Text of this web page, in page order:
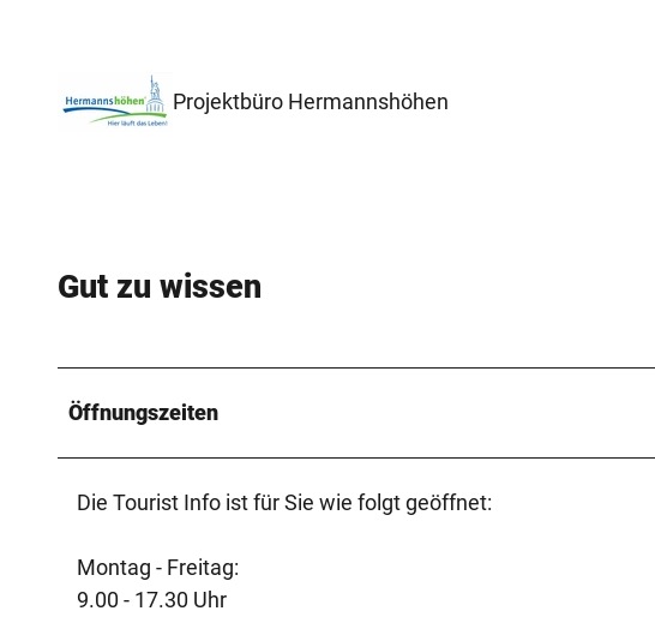
Projektbüro Hermannshöhen
Gut zu wissen
Öffnungszeiten
Die Tourist Info ist für Sie wie folgt geöffnet:
Montag - Freitag:
9.00 - 17.30 Uhr